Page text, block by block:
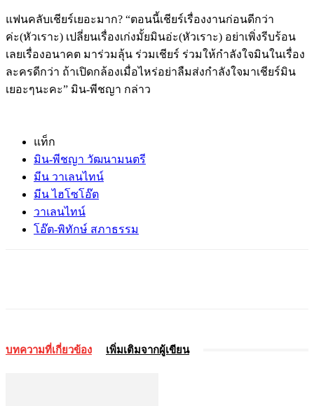
แฟนคลับเชียร์เยอะมาก? “ตอนนี้เชียร์เรื่องงานก่อนดีกว่า
ค่ะ(หัวเราะ) เปลี่ยนเรื่องเก่งมั้ยมินอ่ะ(หัวเราะ) อย่าเพิ่งรีบร้อน
เลยเรื่องอนาคต มาร่วมลุ้น ร่วมเชียร์ ร่วมให้กำลังใจมินในเรื่อง
ละครดีกว่า ถ้าเปิดกล้องเมื่อไหร่อย่าลืมส่งกำลังใจมาเชียร์มิน
เยอะๆนะคะ” มิน-พีชญา กล่าว
แท็ก
มิน-พีชญา วัฒนามนตรี
มีน วาเลนไทน์
มีน ไฮโซโอ๊ต
วาเลนไทน์
โอ๊ต-พิทักษ์ สภาธรรม
บทความที่เกี่ยวข้อง เพิ่มเติมจากผู้เขียน